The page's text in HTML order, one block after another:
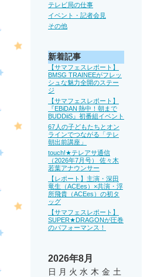
テレビ局の仕事
イベント・記者会見
その他
新着記事
【サマフェスレポート】
BMSG TRAINEEがフレッ
シュな魅力全開のステー
ジ
【サマフェスレポート】
『EBiDAN 熱中！朝まで
BUDDiiS』初番組イベント
67人の子どもたちとオン
ラインでつながる「テレ
朝出前講座」
touch!★テレアサ通信
（2026年7月号） 佐々木
若葉アナウンサー
【レポート】主演・深田
竜生（ACEes）×共演・浮
所飛貴（ACEes）の初タ
ッグ
【サマフェスレポート】
SUPER★DRAGONが圧巻
のパフォーマンス！
2026年8月
日 月 火 水 木 金 土